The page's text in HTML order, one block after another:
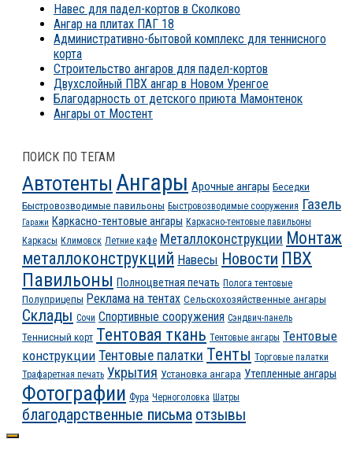
Навес для падел-кортов в Сколково
Ангар на плитах ПАГ 18
Административно-бытовой комплекс для теннисного
корта
Строительство ангаров для падел-кортов
Двухслойный ПВХ ангар в Новом Уренгое
Благодарность от детского приюта Мамонтенок
Ангары от Мостент
ПОИСК ПО ТЕГАМ
Автотенты Ангары Арочные ангары Беседки
Быстровозводимые павильоны Быстровозводимые сооружения Газель
Гаражи Каркасно-тентовые ангары Каркасно-тентовые павильоны
Каркасы Климовск Летние кафе Металлоконструкции Монтаж
металлоконструкций Навесы Новости ПВХ
Павильоны Полноцветная печать Полога тентовые
Полуприцепы Реклама на тентах Сельскохозяйственные ангары
Склады Сочи Спортивные сооружения Сэндвич-панель
Теннисный корт Тентовая ткань Тентовые ангары Тентовые
конструкции Тентовые палатки Тенты Торговые палатки
Трафаретная печать Укрытия Установка ангара Утепленные ангары
Фотографии Фура Черноголовка Шатры
благодарственные письма отзывы